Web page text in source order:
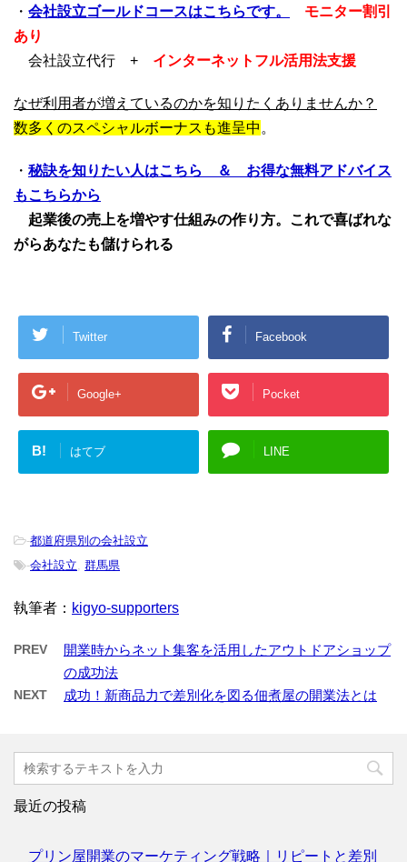
・ 会社設立ゴールドコースはこちらです。
モニター割引
あり
会社設立代行 + インターネットフル活用法支援
なぜ利用者が増えているのかを知りたくありませんか？
数多くのスペシャルボーナスも進呈中 。
・ 秘訣を知りたい人はこちら ＆ お得な無料アドバイス
もこちらから
起業後の売上を増やす仕組みの作り方。これで喜ばれな
がらあなたも儲けられる
Twitter Facebook
Google+ Pocket
B! はてブ LINE
-都道府県別の会社設立
-会社設立 群馬県
執筆者： kigyo-supporters
PREV
開業時からネット集客を活用したアウトドアショップ
の成功法
NEXT 成功！新商品力で差別化を図る佃煮屋の開業法とは
最近の投稿
プリン屋開業のマーケティング戦略｜リピートと差別